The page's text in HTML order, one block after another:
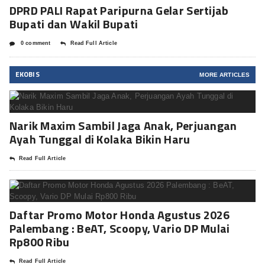
DPRD PALI Rapat Paripurna Gelar Sertijab
Bupati dan Wakil Bupati
0 comment Read Full Article
EKOBIS MORE ARTICLES
Narik Maxim Sambil Jaga Anak, Perjuangan
Ayah Tunggal di Kolaka Bikin Haru
Read Full Article
Daftar Promo Motor Honda Agustus 2026
Palembang : BeAT, Scoopy, Vario DP Mulai
Rp800 Ribu
Read Full Article